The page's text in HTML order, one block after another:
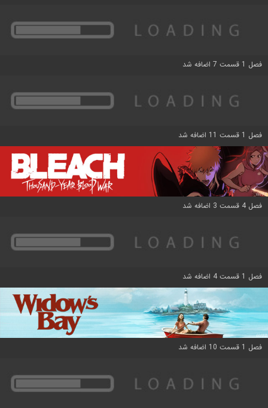
فصل 1 قسمت 7 اضافه شد
فصل 1 قسمت 11 اضافه شد
فصل 4 قسمت 3 اضافه شد
فصل 1 قسمت 4 اضافه شد
فصل 1 قسمت 10 اضافه شد